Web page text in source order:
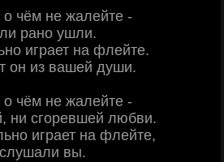
о чём не жалейте -
рано ушли.
играет на флейте.
он из вашей души.
о чём не жалейте -
ни сгоревшей любви.
играет на флейте,
вы.